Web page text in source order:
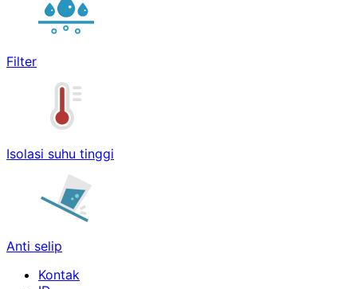
Filter
Isolasi suhu tinggi
Anti selip
Kontak